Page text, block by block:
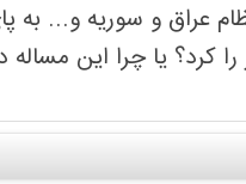
عراق و سوریه و... به
را کرد؟ یا چرا این